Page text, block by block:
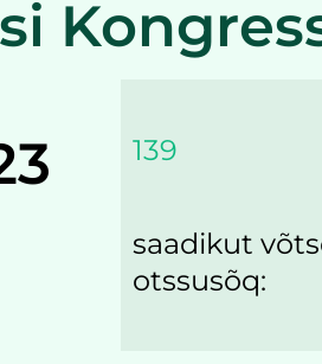
139
saadikut
otssusõq: